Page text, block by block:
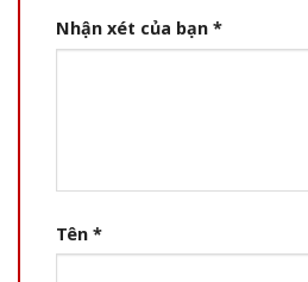
Nhận xét của bạn *
Tên *